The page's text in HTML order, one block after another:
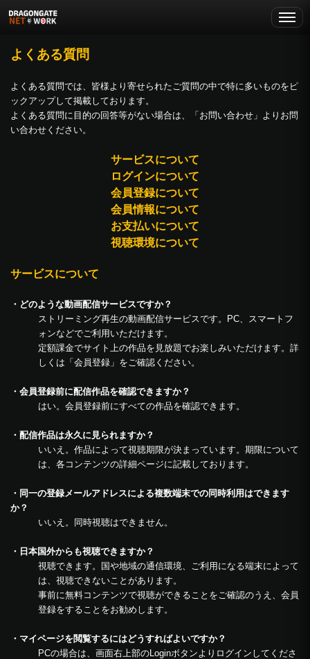
よくある質問
よくある質問では、皆様より寄せられたご質問の中で特に多いものをピ
ックアップして掲載しております。
よくある質問に目的の回答等がない場合は、「お問い合わせ」よりお問
い合わせください。
サービスについて
ログインについて
会員登録について
会員情報について
お支払いについて
視聴環境について
サービスについて
・どのような動画配信サービスですか？
ストリーミング再生の動画配信サービスです。PC、スマートフ
ォンなどでご利用いただけます。
定額課金でサイト上の作品を見放題でお楽しみいただけます。詳
しくは「会員登録」をご確認ください。
・会員登録前に配信作品を確認できますか？
はい。会員登録前にすべての作品を確認できます。
・配信作品は永久に見られますか？
いいえ。作品によって視聴期限が決まっています。期限について
は、各コンテンツの詳細ページに記載しております。
・同一の登録メールアドレスによる複数端末での同時利用はできます
か？
いいえ。同時視聴はできません。
・日本国外からも視聴できますか？
視聴できます。国や地域の通信環境、ご利用になる端末によって
は、視聴できないことがあります。
事前に無料コンテンツで視聴ができることをご確認のうえ、会員
登録をすることをお勧めします。
・マイページを閲覧するにはどうすればよいですか？
PCの場合は、画面右上部のLoginボタンよりログインしてくださ